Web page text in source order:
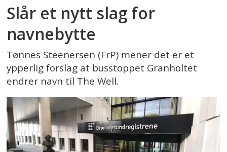
Slår et nytt slag for
navnebytte
Tønnes Steenersen (FrP) mener det er et
ypperlig forslag at busstoppet Granholtet
endrer navn til The Well.